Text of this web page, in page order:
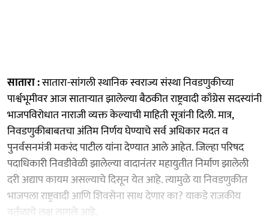
सातारा :सातारा-सांगली स्थानिक स्वराज्य संस्था निवडणुकीच्या
पार्श्वभूमीवर आज साताऱ्यात झालेल्या बैठकीत राष्ट्रवादी काँग्रेस सदस्यांनी
भाजपविरोधात नाराजी व्यक्त केल्याची माहिती सूत्रांनी दिली. मात्र,
निवडणुकीबाबतचा अंतिम निर्णय घेण्याचे सर्व अधिकार मदत व
पुनर्वसनमंत्री मकरंद पाटील यांना देण्यात आले आहेत. जिल्हा परिषद
पदाधिकारी निवडीवेळी झालेल्या वादानंतर महायुतीत निर्माण झालेली
दरी अद्याप कायम असल्याचे दिसून येत आहे. त्यामुळे या निवडणुकीत
भाजपला राष्ट्रवादी आणि शिवसेना साथ देणार का? याकडे राजकीय
वर्तुळाचे लक्ष लागले आहे.